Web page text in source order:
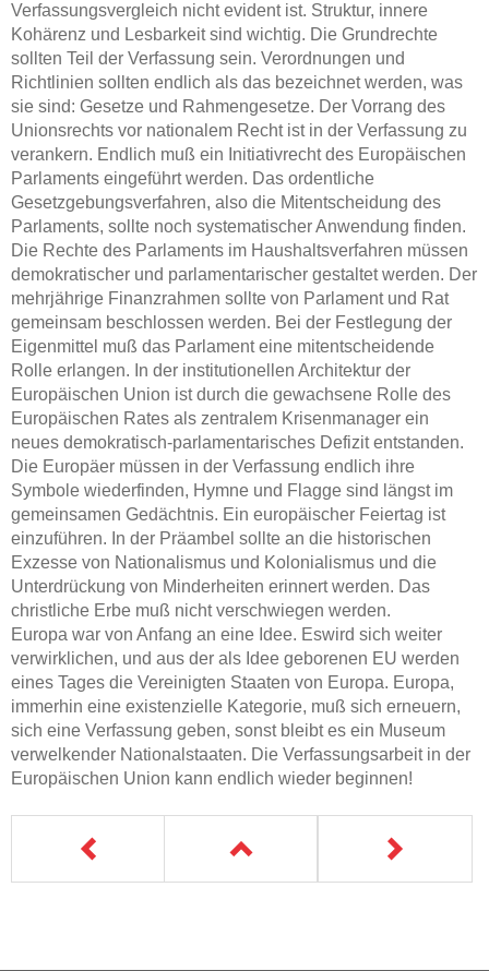
Verfassungsvergleich nicht evident ist. Struktur, innere
Kohärenz und Lesbarkeit sind wichtig. Die Grundrechte
sollten Teil der Verfassung sein. Verordnungen und
Richtlinien sollten endlich als das bezeichnet werden, was
sie sind: Gesetze und Rahmengesetze. Der Vorrang des
Unionsrechts vor nationalem Recht ist in der Verfassung zu
verankern. Endlich muß ein Initiativrecht des Europäischen
Parlaments eingeführt werden. Das ordentliche
Gesetzgebungsverfahren, also die Mitentscheidung des
Parlaments, sollte noch systematischer Anwendung finden.
Die Rechte des Parlaments im Haushaltsverfahren müssen
demokratischer und parlamentarischer gestaltet werden. Der
mehrjährige Finanzrahmen sollte von Parlament und Rat
gemeinsam beschlossen werden. Bei der Festlegung der
Eigenmittel muß das Parlament eine mitentscheidende
Rolle erlangen. In der institutionellen Architektur der
Europäischen Union ist durch die gewachsene Rolle des
Europäischen Rates als zentralem Krisenmanager ein
neues demokratisch-parlamentarisches Defizit entstanden.
Die Europäer müssen in der Verfassung endlich ihre
Symbole wiederfinden, Hymne und Flagge sind längst im
gemeinsamen Gedächtnis. Ein europäischer Feiertag ist
einzuführen. In der Präambel sollte an die historischen
Exzesse von Nationalismus und Kolonialismus und die
Unterdrückung von Minderheiten erinnert werden. Das
christliche Erbe muß nicht verschwiegen werden.
Europa war von Anfang an eine Idee. Eswird sich weiter
verwirklichen, und aus der als Idee geborenen EU werden
eines Tages die Vereinigten Staaten von Europa. Europa,
immerhin eine existenzielle Kategorie, muß sich erneuern,
sich eine Verfassung geben, sonst bleibt es ein Museum
verwelkender Nationalstaaten. Die Verfassungsarbeit in der
Europäischen Union kann endlich wieder beginnen!